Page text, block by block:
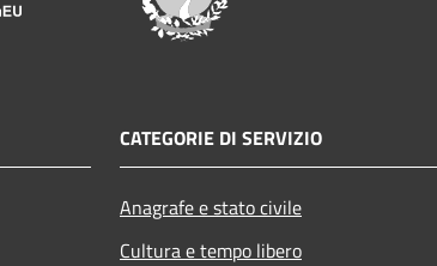
CATEGORIE DI SERVIZIO
Anagrafe e stato civile
Cultura e tempo libero